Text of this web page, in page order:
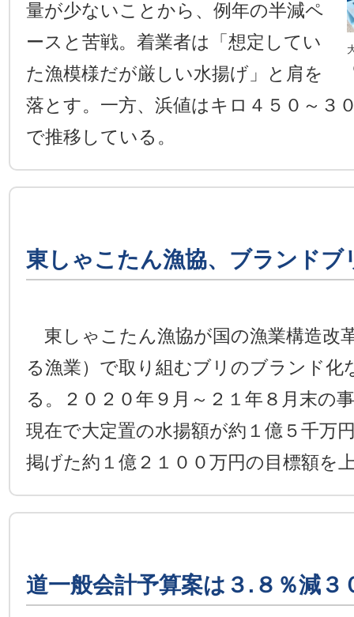
量が少ないことから、例年の半減ペ
ースと苦戦。着業者は「想定してい
た漁模様だが厳しい水揚げ」と肩を
落とす。一方、浜値はキロ４５０～３
で推移している。
東しゃこたん漁協、ブランドブ
東しゃこたん漁協が国の漁業構造改
る漁業）で取り組むブリのブランド化
る。２０２０年９月～２１年８月末の
現在で大定置の水揚額が約１億５千万
掲げた約１億２１００万円の目標額を
道一般会計予算案は３.８％減３